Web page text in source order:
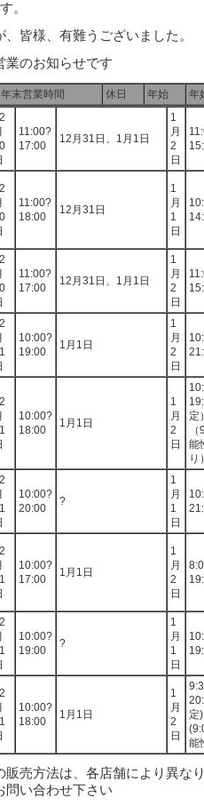
。
、皆様、有難うございました。
業のお知らせです
年末営業時間 休日 年始 年
11:00?
17:00
12月31日、1月1日
1
月
2
日
11:00?
18:00
12月31日
1
月
1
日
11:00?
17:00
12月31日、1月1日
1
月
2
日
10:00?
19:00
1月1日
1
月
2
日
10:00?
18:00
1月1日
1
月
2
日
定
能
り
10:00?
20:00
?
1
月
1
日
10:00?
17:00
1月1日
1
月
2
日
10:00?
19:00
?
1
月
1
日
10:00?
18:00
1月1日
1
月
2
日
定)
能
販売方法は、各店舗により異な
問い合わせ下さい